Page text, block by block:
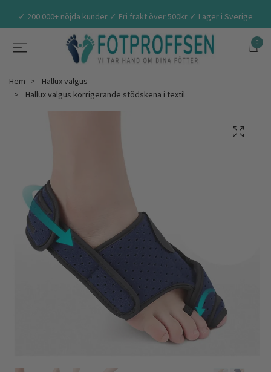
✓ 200.000+ nöjda kunder ✓ Fri frakt över 500kr ✓ Lager i Sverige
0
Hem
Hallux valgus
Hallux valgus korrigerande stödskena i textil